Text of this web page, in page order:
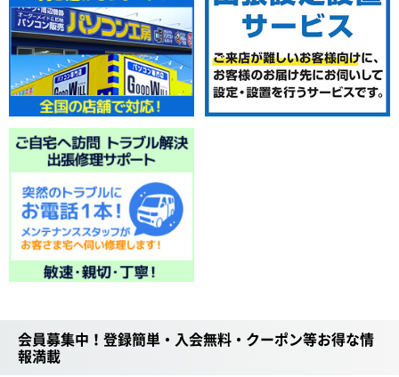
会員募集中！登録簡単・入会無料・クーポン等お得な情
報満載